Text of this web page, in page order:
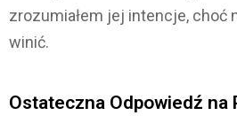
zrozumiałem jej intencje, choć
winić.
Ostateczna Odpowiedź na